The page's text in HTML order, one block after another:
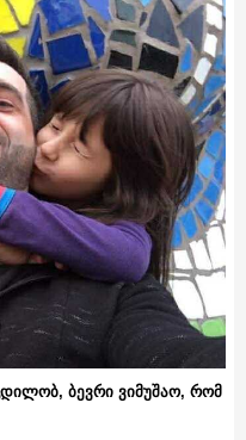
ბევრი ვიმუშაო, რომ